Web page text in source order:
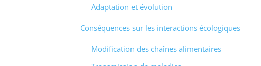
Adaptation et évolution
Conséquences sur les interactions écologiques
Modification des chaînes alimentaires